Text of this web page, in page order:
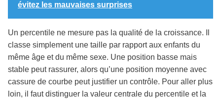
évitez les mauvaises surprises
Un percentile ne mesure pas la qualité de la croissance. Il
classe simplement une taille par rapport aux enfants du
même âge et du même sexe. Une position basse mais
stable peut rassurer, alors qu’une position moyenne avec
cassure de courbe peut justifier un contrôle. Pour aller plus
loin, il faut distinguer la valeur centrale du percentile et la